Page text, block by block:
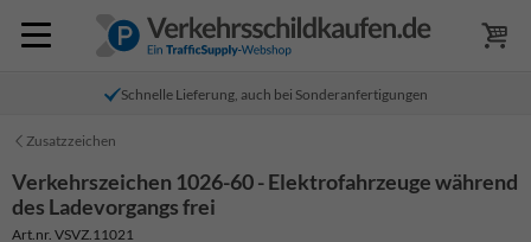
Schnelle Lieferung, auch bei Sonderanfertigungen
Zusatzzeichen
Verkehrszeichen 1026-60 - Elektrofahrzeuge während
des Ladevorgangs frei
Art.nr. VSVZ.11021